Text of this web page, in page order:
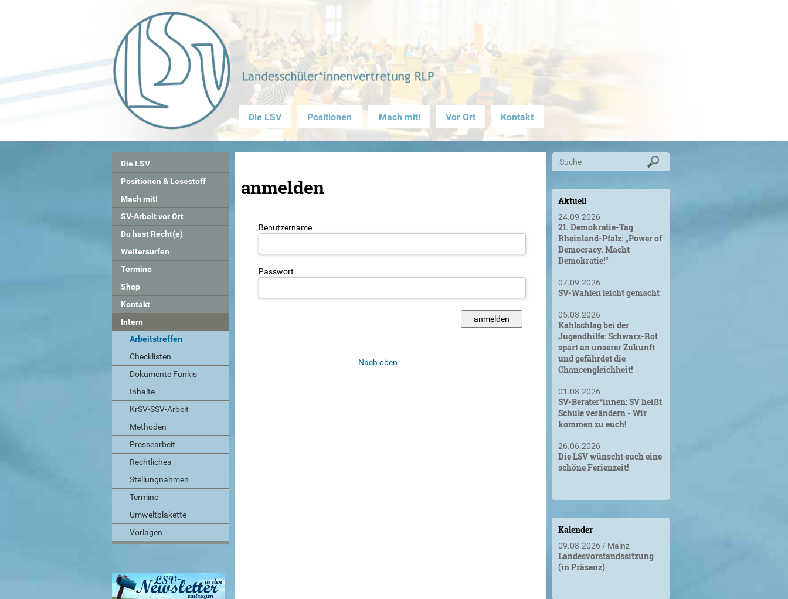
Die LSV Positionen Mach mit! Vor Ort Kontakt
Die LSV
Positionen & Lesestoff
Mach mit!
SV-Arbeit vor Ort
Du hast Recht(e)
Weitersurfen
Termine
Shop
Kontakt
Intern
Arbeitstreffen
Checklisten
Dokumente Funkis
Inhalte
KrSV-SSV-Arbeit
Methoden
Pressearbeit
Rechtliches
Stellungnahmen
Termine
Umweltplakette
Vorlagen
anmelden
Benutzername
Passwort
Nach oben
Aktuell
24.09.2026
21. Demokratie-Tag
Rheinland-Pfalz: „Power of
Democracy. Macht
Demokratie!“
07.09.2026
SV-Wahlen leicht gemacht
05.08.2026
Kahlschlag bei der
Jugendhilfe: Schwarz-Rot
spart an unserer Zukunft
und gefährdet die
Chancengleichheit!
01.08.2026
SV-Berater*innen: SV heißt
Schule verändern - Wir
kommen zu euch!
26.06.2026
Die LSV wünscht euch eine
schöne Ferienzeit!
Kalender
09.08.2026 Mainz
Landesvorstandssitzung
(in Präsenz)